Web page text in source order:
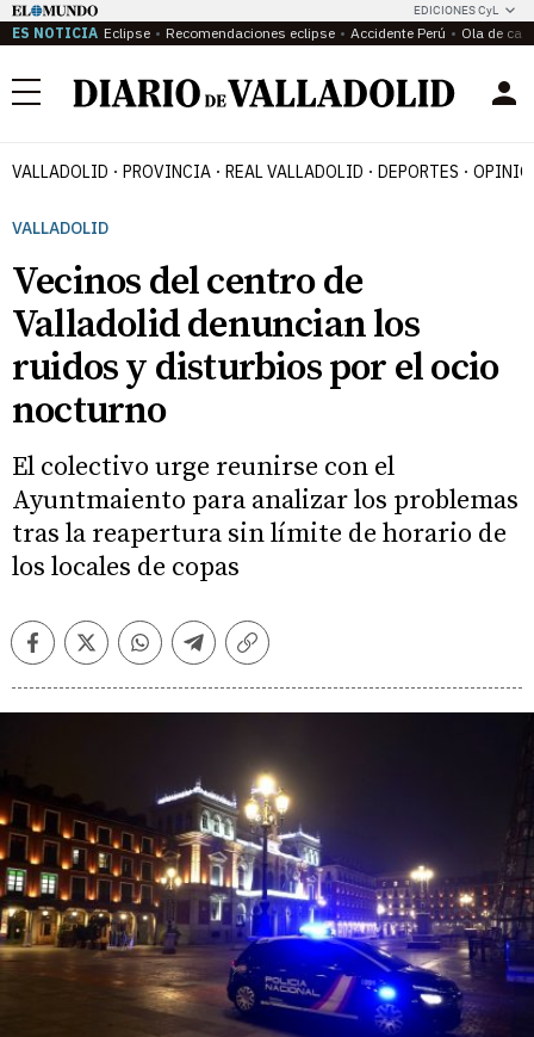
EDICIONES CyL
ES NOTICIA Eclipse Recomendaciones eclipse Accidente Perú Ola de
Menú
VALLADOLID PROVINCIA REAL VALLADOLID DEPORTES
VALLADOLID
Vecinos del centro de
Valladolid denuncian los
ruidos y disturbios por el ocio
nocturno
El colectivo urge reunirse con el
Ayuntmaiento para analizar los problemas
tras la reapertura sin límite de horario de
los locales de copas
FacebookTwitterWhatsappTelegramCopiar